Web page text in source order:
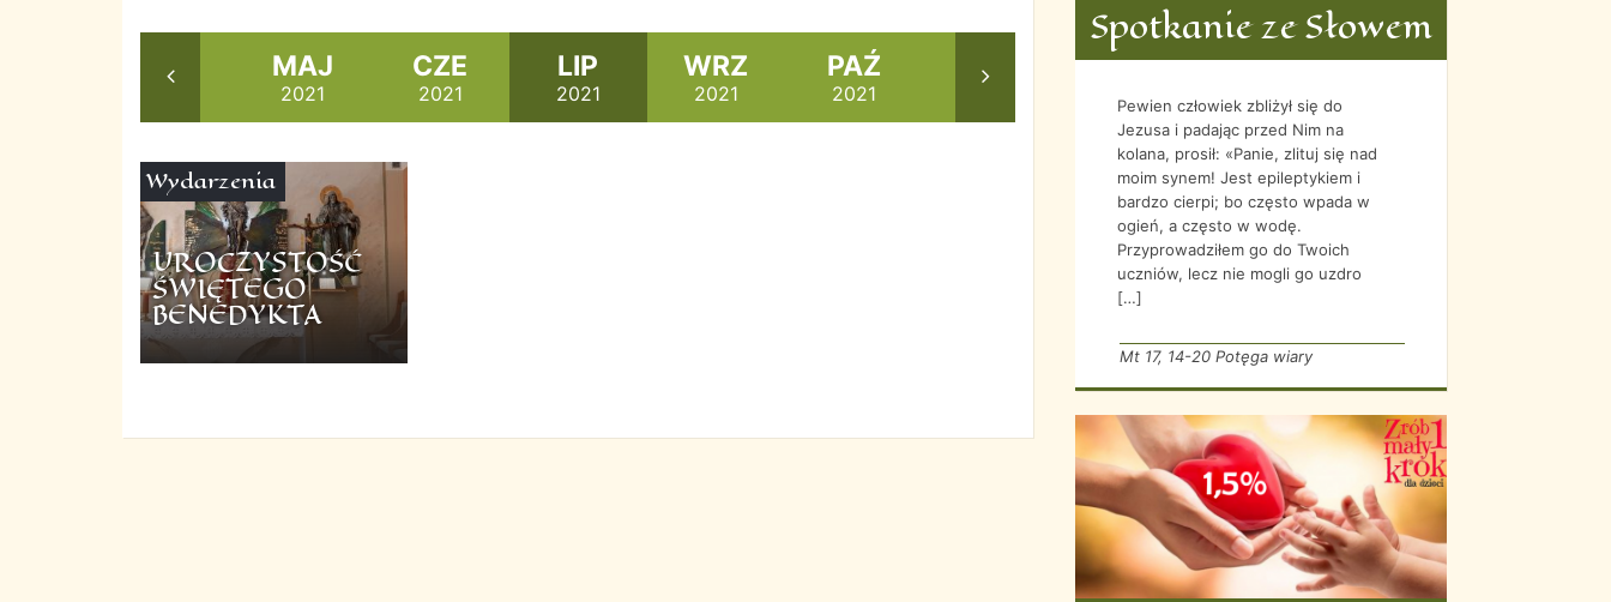
KWI MAJ
2021
CZE
2021
LIP
2021
WRZ
2021
PAŹ
2021
LIS GRU
2021
MAR
2022
KWI
UROCZYSTOŚĆ
ŚWIĘTEGO
BENEDYKTA
Wydarzenia
Spotkanie ze Słowem
Pewien człowiek zbliżył się do
Jezusa i padając przed Nim na
kolana, prosił: «Panie, zlituj się nad
moim synem! Jest epileptykiem i
bardzo cierpi; bo często wpada w
ogień, a często w wodę.
Przyprowadziłem go do Twoich
uczniów, lecz nie mogli go uzdro
[…]
Mt 17, 14-20 Potęga wiary